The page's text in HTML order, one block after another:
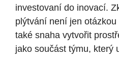
investovaní do inovací.
plýtvání není jen
také snaha vytvořit
jako součást týmu, který